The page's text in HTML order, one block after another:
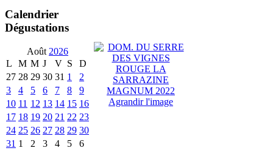
Calendrier
Dégustations
Août 2026
L
M M J V S
D
27 28 29 30 31 1
2
3
4 5 6 7 8
9
10 11 12 13 14 15 16
17 18 19 20 21 22 23
24 25 26 27 28 29 30
31 1 2 3 4 5 6
Agrandir l'image